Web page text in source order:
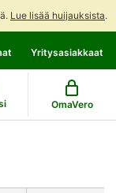
Lue lisää huijauksista.
Yritysasiakkaat
OmaVero